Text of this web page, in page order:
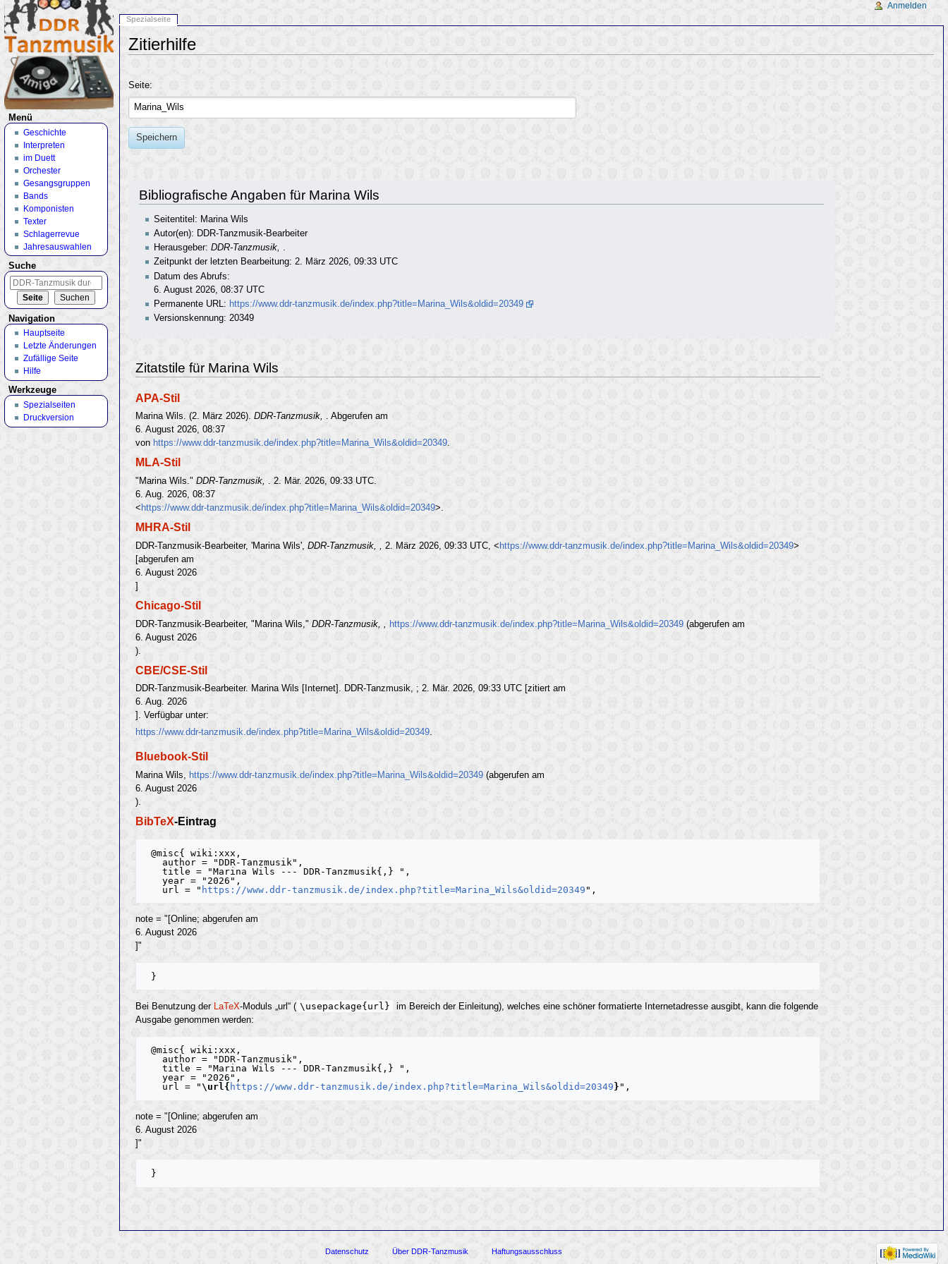
Zitierhilfe
Seite:
Speichern
Bibliografische Angaben für Marina Wils
Seitentitel: Marina Wils
Autor(en): DDR-Tanzmusik-Bearbeiter
Herausgeber: DDR-Tanzmusik, .
Zeitpunkt der letzten Bearbeitung: 2. März 2026, 09:33 UTC
Datum des Abrufs:
6. August 2026, 08:37 UTC
Permanente URL: https://www.ddr-tanzmusik.de/index.php?title=Marina_Wils&oldid=20349
Versionskennung: 20349
Zitatstile für Marina Wils
APA-Stil
Marina Wils. (2. März 2026).DDR-Tanzmusik, . Abgerufen am
6. August 2026, 08:37
von https://www.ddr-tanzmusik.de/index.php?title=Marina_Wils&oldid=20349.
MLA-Stil
"Marina Wils."DDR-Tanzmusik, . 2. Mär. 2026, 09:33 UTC.
6. Aug. 2026, 08:37
< https://www.ddr-tanzmusik.de/index.php?title=Marina_Wils&oldid=20349>.
MHRA-Stil
DDR-Tanzmusik-Bearbeiter, 'Marina Wils',DDR-Tanzmusik, , 2. März 2026, 09:33 UTC, < https://www.ddr-tanzmusik.de/index.php?title=Marina_Wils&oldid=20349>
[abgerufen am
6. August 2026
]
Chicago-Stil
DDR-Tanzmusik-Bearbeiter, "Marina Wils,"DDR-Tanzmusik, , https://www.ddr-tanzmusik.de/index.php?title=Marina_Wils&oldid=20349 (abgerufen am
6. August 2026
).
CBE/CSE-Stil
DDR-Tanzmusik-Bearbeiter. Marina Wils [Internet]. DDR-Tanzmusik, ; 2. Mär. 2026, 09:33 UTC [zitiert am
6. Aug. 2026
]. Verfügbar unter:
https://www.ddr-tanzmusik.de/index.php?title=Marina_Wils&oldid=20349.
Bluebook-Stil
Marina Wils, https://www.ddr-tanzmusik.de/index.php?title=Marina_Wils&oldid=20349 (abgerufen am
6. August 2026
).
BibTeX-Eintrag
   url = "
https://www.ddr-tanzmusik.de/index.php?title=Marina_Wils&oldid=20349
note = "[Online; abgerufen am
6. August 2026
]"
Bei Benutzung der LaTeX-Moduls „url“ ( \usepackage{url}
im Bereich der Einleitung), welches eine schöner formatierte Internetadresse ausgibt, kann die folgende
Ausgabe genommen werden:
   url = "
\url{ https://www.ddr-tanzmusik.de/index.php?title=Marina_Wils&oldid=20349 }
note = "[Online; abgerufen am
6. August 2026
]"
Spezialseite
Anmelden
Menü
Geschichte
Interpreten
im Duett
Orchester
Gesangsgruppen
Bands
Komponisten
Texter
Schlagerrevue
Jahresauswahlen
Suche
Navigation
Hauptseite
Letzte Änderungen
Zufällige Seite
Hilfe
Werkzeuge
Spezialseiten
Druckversion
Datenschutz Über DDR-Tanzmusik Haftungsausschluss